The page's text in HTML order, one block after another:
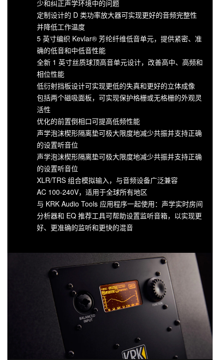
少和纠正声学环境中的问题
定制设计的 D 类功率放大器可实现更好的音频完整性
并降低工作温度
5 英寸编织 Kevlar® 芳纶纤维低音单元，提供紧密、准
确的低音和中低音性能
全新 1 英寸丝质球顶高音单元设计，改善高中、高频和
相位性能
低衍射挡板设计可实现更低的失真和更好的立体成像
包括两个磁吸面板，可实现保护格栅或无格栅的外观灵
活性
优化的前置倒相口可提高低频性能
声学泡沫楔形隔离垫可极大限度地减少共振并支持正确
的设置听音位
声学泡沫楔形隔离垫可极大限度地减少共振并支持正确
的设置听音位
XLR/TRS 组合模拟输入，与音频设备广泛兼容
AC 100-240V，适用于全球所有地区
与 KRK Audio Tools 应用程序一起使用：声学实时房间
分析器和 EQ 推荐工具可帮助设置监听音箱，以实现更
好、更准确的监听和更快的混音